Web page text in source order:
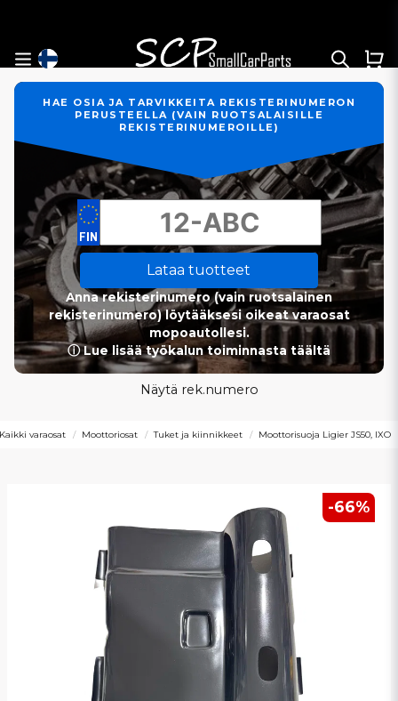
HAE OSIA JA TARVIKKEITA REKISTERINUMERON
PERUSTEELLA (VAIN RUOTSALAISILLE
REKISTERINUMEROILLE)
Lataa tuotteet
Anna rekisterinumero (vain ruotsalainen
rekisterinumero) löytääksesi oikeat varaosat
mopoautollesi.
ⓘ Lue lisää työkalun toiminnasta täältä
Näytä rek.numero
Kaikki varaosat Moottoriosat Tuket ja kiinnikkeet Moottorisuoja Ligier JS50, IXO
-66%